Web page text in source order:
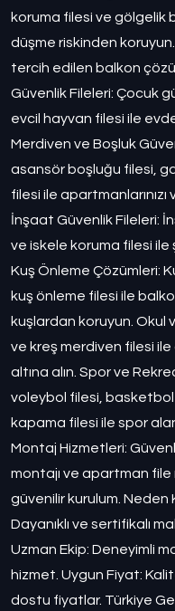
koruma filesi ve gölgelik
düşme riskinden
tercih edilen balkon
Güvenlik Fileleri: Çocuk
evcil hayvan filesi ile
Merdiven ve Boşluk
asansör boşluğu filesi,
filesi ile apartmanlarınızı
İnşaat Güvenlik Fileleri:
ve iskele koruma filesi ile
Kuş Önleme Çözümleri:
kuş önleme filesi ile
kuşlardan koruyun. Okul
ve kreş merdiven filesi
altına alın. Spor ve
voleybol filesi,
kapama filesi ile spor
Montaj Hizmetleri:
montajı ve apartman file
güvenilir kurulum. Neden
Dayanıklı ve sertifikalı
Uzman Ekip: Deneyimli
hizmet. Uygun Fiyat:
dostu fiyatlar. Türkiye